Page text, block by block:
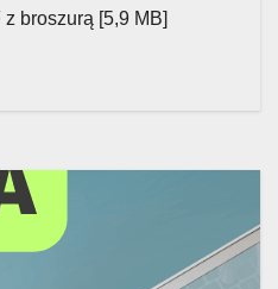
broszurą [5,9 MB]